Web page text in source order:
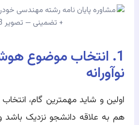
1. انتخاب موضوع
نوآورانه
اولین و شاید مهمترین گام،
هم به علاقه دانشجو نزدیک